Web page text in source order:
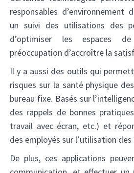
responsables d’environnement
un suivi des utilisations des
d’optimiser les espaces
préoccupation d’accroître la
Il y a aussi des outils qui
risques sur la santé physique
bureau fixe. Basés sur
des rappels de bonnes
travail avec écran, etc.) et
des employés sur l’utilisation
De plus, ces applications